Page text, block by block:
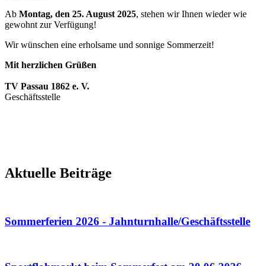
Ab Montag, den 25. August 2025, stehen wir Ihnen wieder wie
gewohnt zur Verfügung!
Wir wünschen eine erholsame und sonnige Sommerzeit!
Mit herzlichen Grüßen
TV Passau 1862 e. V.
Geschäftsstelle
Aktuelle Beiträge
Sommerferien 2026 - Jahnturnhalle/Geschäftsstelle